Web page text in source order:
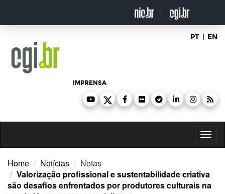
o
PT | EN
IMPRENSA
Home Notícias
Notas
Valorização profissional e sustentabilidade criativa
são desafios enfrentados por produtores culturais na